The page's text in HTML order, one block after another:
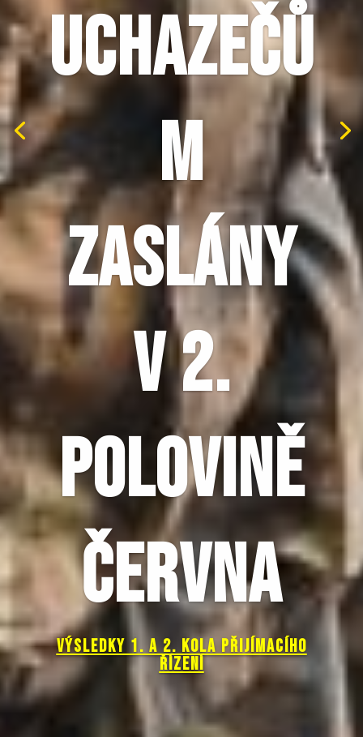
UCHAZEČŮ
M
ZASLÁNY
V 2.
POLOVINĚ
ČERVNA
VÝSLEDKY 1. A 2. KOLA PŘIJÍMACÍHO
ŘÍZENÍ